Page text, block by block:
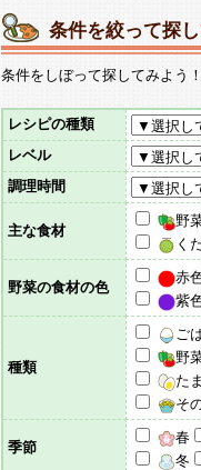
条件を絞って探
条件をしぼって探してみよう！
レシピの種類
レベル
調理時間
主な食材
野
く
野菜の食材の色
赤
紫
種類
ご
野
た
そ
季節
春
冬